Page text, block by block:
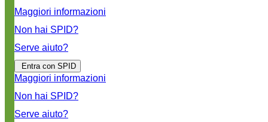
Maggiori informazioni
Non hai SPID?
Serve aiuto?
Entra con SPID
Maggiori informazioni
Non hai SPID?
Serve aiuto?